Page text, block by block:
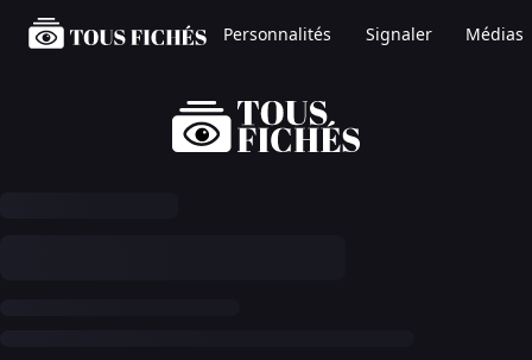
Personnalités Signaler Médias